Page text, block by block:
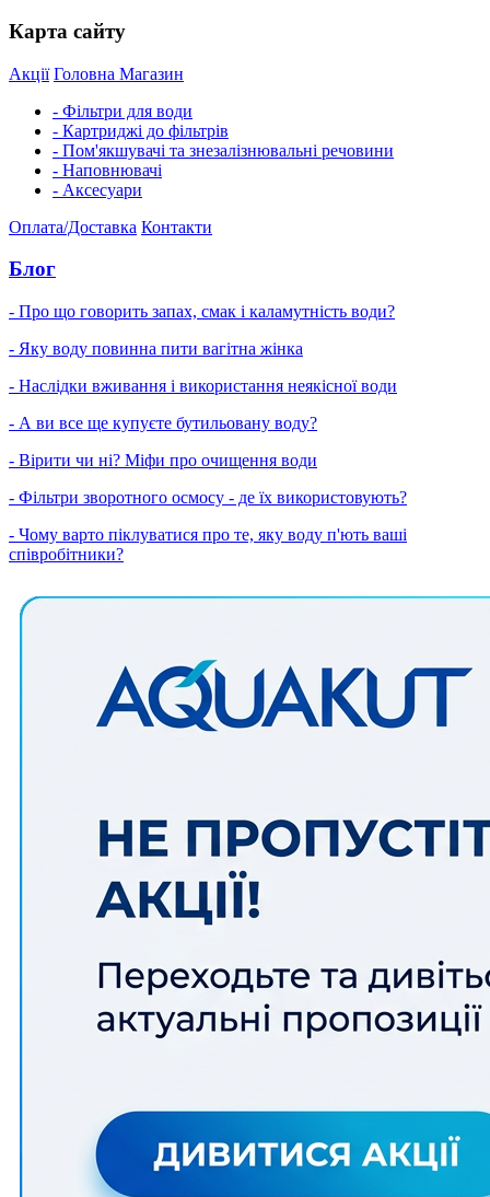
Карта сайту
Акції Головна Магазин
- Фільтри для води
- Картриджі до фільтрів
- Пом'якшувачі та знезалізнювальні речовини
- Наповнювачі
- Аксесуари
Оплата/Доставка Контакти
Блог
- Про що говорить запах, смак і каламутність води?
- Яку воду повинна пити вагітна жінка
- Наслідки вживання і використання неякісної води
- А ви все ще купуєте бутильовану воду?
- Вірити чи ні? Міфи про очищення води
- Фільтри зворотного осмосу - де їх використовують?
- Чому варто піклуватися про те, яку воду п'ють ваші
співробітники?